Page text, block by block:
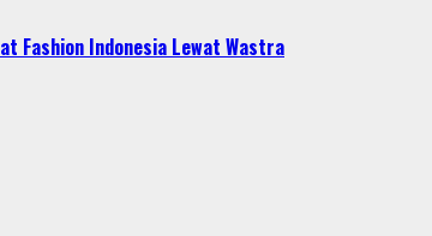
Fashion Indonesia Lewat Wastra